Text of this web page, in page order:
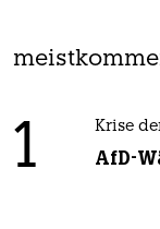
1 Krise
AfD-